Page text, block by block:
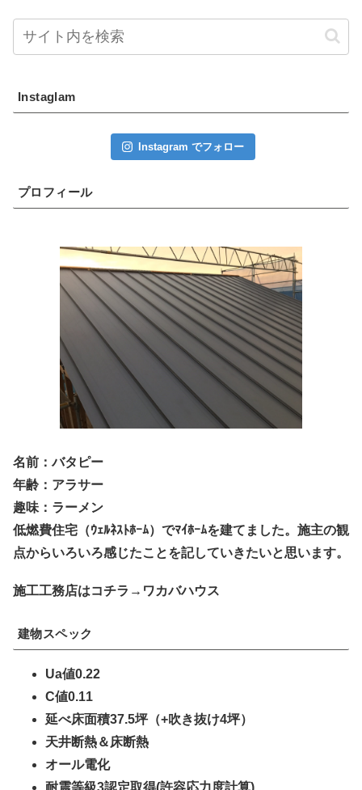
Instaglam
Instagram でフォロー
プロフィール
名前：バタピー
年齢：アラサー
趣味：ラーメン
低燃費住宅（ｳｪﾙﾈｽﾄﾎｰﾑ）でﾏｲﾎｰﾑを建てました。施主の観
点からいろいろ感じたことを記していきたいと思います。
施工工務店はコチラ→ワカバハウス
建物スペック
Ua値0.22
C値0.11
延べ床面積37.5坪（+吹き抜け4坪）
天井断熱＆床断熱
オール電化